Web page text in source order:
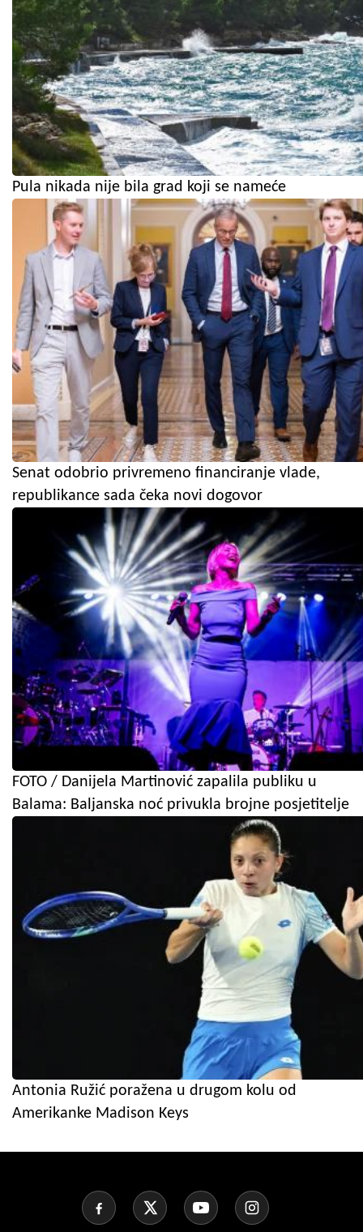
Pula nikada nije bila grad koji se nameće
Senat odobrio privremeno financiranje vlade,
republikance sada čeka novi dogovor
FOTO / Danijela Martinović zapalila publiku u
Balama: Baljanska noć privukla brojne posjetitelje
Antonia Ružić poražena u drugom kolu od
Amerikanke Madison Keys